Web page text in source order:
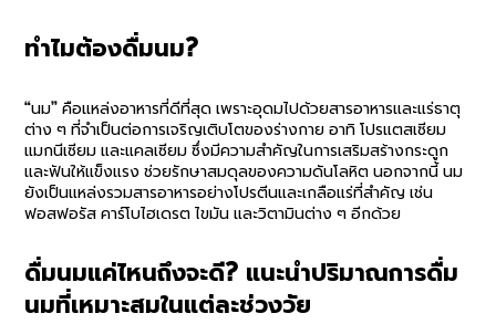
ทำไมต้องดื่มนม?
“นม” คือแหล่งอาหารที่ดีที่สุด เพราะอุดมไปด้วยสารอาหารและแร่ธาตุ
ต่าง ๆ ที่จำเป็นต่อการเจริญเติบโตของร่างกาย อาทิ โปรแตสเซียม
แมกนีเซียม และแคลเซียม ซึ่งมีความสำคัญในการเสริมสร้างกระดูก
และฟันให้แข็งแรง ช่วยรักษาสมดุลของความดันโลหิต นอกจากนี้ นม
ยังเป็นแหล่งรวมสารอาหารอย่างโปรตีนและเกลือแร่ที่สำคัญ เช่น
ฟอสฟอรัส คาร์โบไฮเดรต ไขมัน และวิตามินต่าง ๆ อีกด้วย
ดื่มนมแค่ไหนถึงจะดี? แนะนำปริมาณการดื่ม
นมที่เหมาะสมในแต่ละช่วงวัย